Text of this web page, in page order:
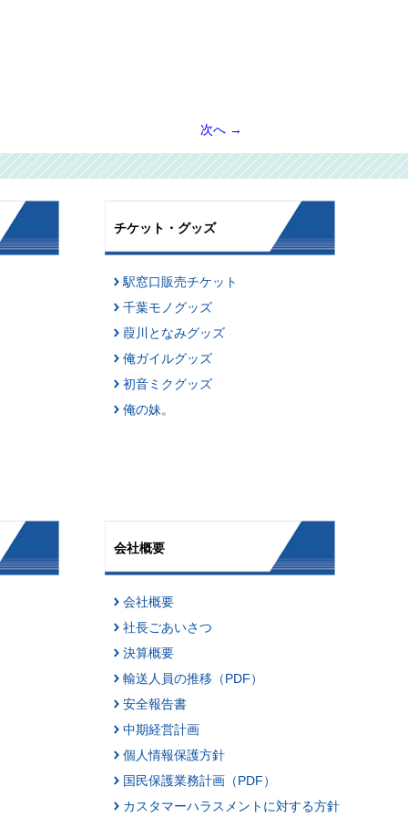
次へ →
チケット・グッズ
駅窓口販売チケット
千葉モノグッズ
葭川となみグッズ
俺ガイルグッズ
初音ミクグッズ
俺の妹。
会社概要
会社概要
社長ごあいさつ
決算概要
輸送人員の推移（PDF）
安全報告書
中期経営計画
個人情報保護方針
国民保護業務計画（PDF）
カスタマーハラスメントに対する方針